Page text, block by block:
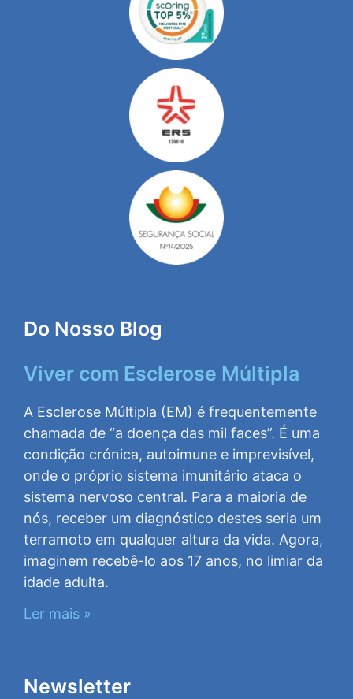
Do Nosso Blog
Viver com Esclerose Múltipla
A Esclerose Múltipla (EM) é frequentemente
chamada de “a doença das mil faces”. É uma
condição crónica, autoimune e imprevisível,
onde o próprio sistema imunitário ataca o
sistema nervoso central. Para a maioria de
nós, receber um diagnóstico destes seria um
terramoto em qualquer altura da vida. Agora,
imaginem recebê-lo aos 17 anos, no limiar da
idade adulta.
Ler mais »
Newsletter